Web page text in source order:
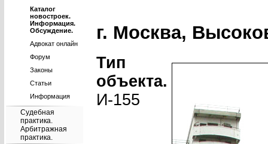
Каталог
новостроек.
Информация.
Обсуждение.
Адвокат онлайн
Форум
Законы
Статьи
Информация
Судебная
практика.
Арбитражная
практика.
г. Москва,
Тип
объекта.
И-155